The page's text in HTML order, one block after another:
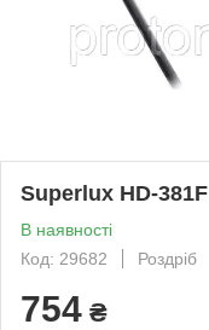
Superlux HD-381F
В наявності
Код: 29682
Роздріб
754 ₴